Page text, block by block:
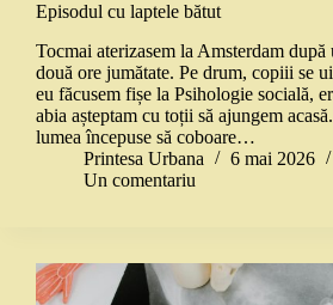
Episodul cu laptele bătut
Tocmai aterizasem la Amsterdam după
două ore jumătate. Pe drum, copiii se
eu făcusem fișe la Psihologie socială,
abia așteptam cu toții să ajungem
lumea începuse să coboare…
Printesa Urbana
6 mai 2026
Un comentariu